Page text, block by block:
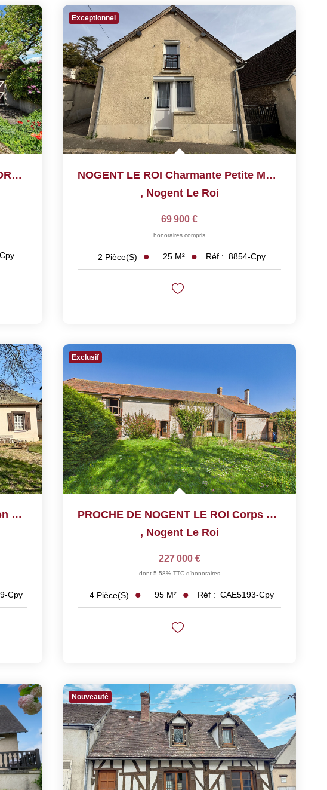
AXE RN 154 Entre CHARTRES Et DREUX : Maison Ancienne
Exceptionnel
NOGENT LE ROI Charmante Petite Maison Individuelle
, Nogent Le Roi
69 900 €
honoraires compris
2 Pièce(s) 25 M² Réf : 8854-Cpy
NOGENT LE ROI 5 Minutes : Maison De Plain-Pied
Cpy
Exclusif
PROCHE DE NOGENT LE ROI Corps De Ferme À Rénover
, Nogent Le Roi
227 000 €
dont 5,58% TTC d'honoraires
4 Pièce(s) 95 M² Réf : CAE5193-Cpy
Nouveauté